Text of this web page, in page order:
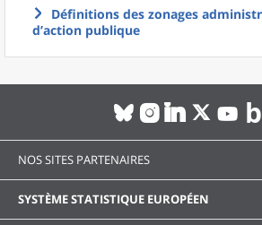
Définitions des zonages
d’action publique
NOS SITES PARTENAIRES
SYSTÈME STATISTIQUE EUROPÉEN